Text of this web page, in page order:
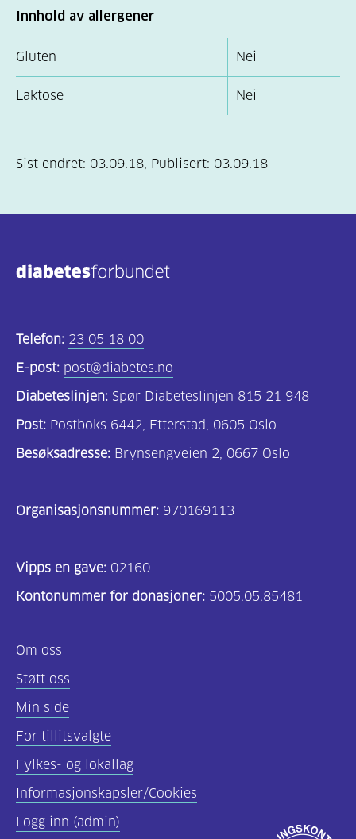
Innhold av allergener
Gluten Nei
Laktose Nei
Sist endret: 03.09.18, Publisert: 03.09.18
Telefon: 23 05 18 00
E-post: post@diabetes.no
Diabeteslinjen: Spør Diabeteslinjen 815 21 948
Post: Postboks 6442, Etterstad, 0605 Oslo
Besøksadresse: Brynsengveien 2, 0667 Oslo
Organisasjonsnummer: 970169113
Vipps en gave: 02160
Kontonummer for donasjoner: 5005.05.85481
Om oss
Støtt oss
Min side
For tillitsvalgte
Fylkes- og lokallag
Informasjonskapsler/Cookies
Logg inn (admin)